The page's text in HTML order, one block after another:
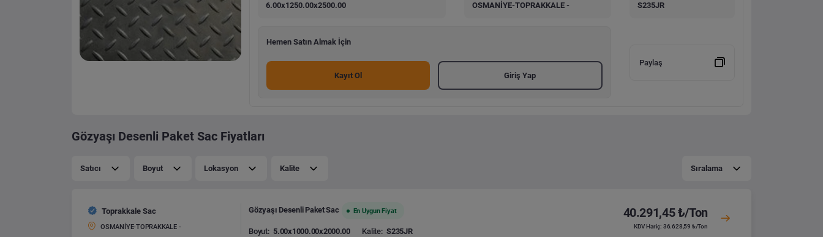
6.00x1250.00x2500.00 OSMANİYE-TOPRAKKALE - S235JR
Hemen Satın Almak İçin
Kayıt Ol Giriş Yap
Paylaş
Gözyaşı Desenli Paket Sac Fiyatları
Satıcı Boyut Lokasyon Kalite Sıralama
Toprakkale Sac
OSMANİYE-TOPRAKKALE -
Gözyaşı Desenli Paket Sac En Uygun Fiyat
Boyut: 5.00x1000.00x2000.00 Kalite: S235JR
40.291,45 ₺/Ton
KDV Hariç: 36.628,59 ₺/Ton